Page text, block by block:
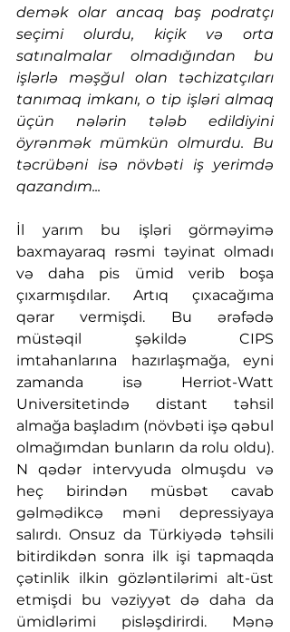
demək olar ancaq baş podratçı
seçimi olurdu, kiçik və orta
satınalmalar olmadığından bu
işlərlə məşğul olan təchizatçıları
tanımaq imkanı, o tip işləri almaq
üçün nələrin tələb edildiyini
öyrənmək mümkün olmurdu. Bu
təcrübəni isə növbəti iş yerimdə
qazandım...
İl yarım bu işləri görməyimə
baxmayaraq rəsmi təyinat olmadı
və daha pis ümid verib boşa
çıxarmışdılar. Artıq çıxacağıma
qərar vermişdi. Bu ərəfədə
müstəqil şəkildə CIPS
imtahanlarına hazırlaşmağa, eyni
zamanda isə Herriot-Watt
Universitetində distant təhsil
almağa başladım (növbəti işə qəbul
olmağımdan bunların da rolu oldu).
N qədər intervyuda olmuşdu və
heç birindən müsbət cavab
gəlmədikcə məni depressiyaya
salırdı. Onsuz da Türkiyədə təhsili
bitirdikdən sonra ilk işi tapmaqda
çətinlik ilkin gözləntilərimi alt-üst
etmişdi bu vəziyyət də daha da
ümidlərimi pisləşdirirdi. Mənə